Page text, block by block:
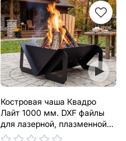
Костровая чаша Квадро
Лайт 1000 мм. DXF файлы
для лазерной, плазменной
резки